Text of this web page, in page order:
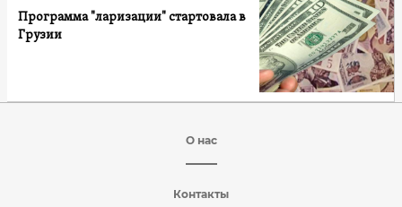
Программа "ларизации" стартовала в
Грузии
О нас
Контакты